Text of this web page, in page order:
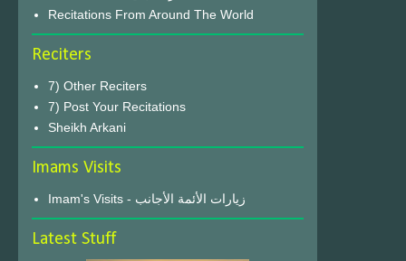
Recitations From Around The World
Reciters
7) Other Reciters
7) Post Your Recitations
Sheikh Arkani
Imams Visits
Imam's Visits - زيارات الأئمة الأجانب
Latest Stuff